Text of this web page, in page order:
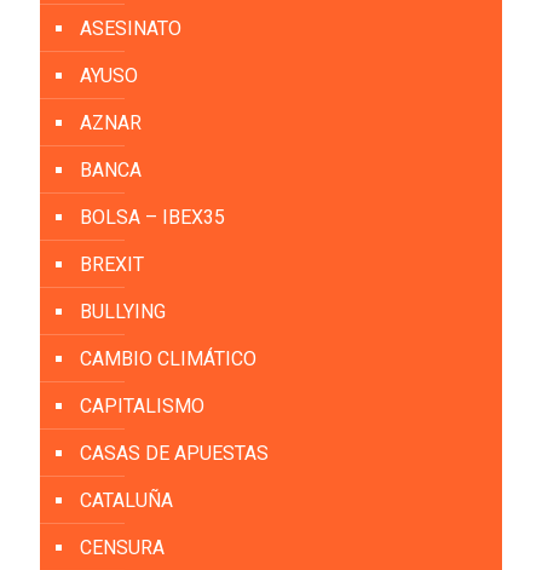
ASESINATO
AYUSO
AZNAR
BANCA
BOLSA – IBEX35
BREXIT
BULLYING
CAMBIO CLIMÁTICO
CAPITALISMO
CASAS DE APUESTAS
CATALUÑA
CENSURA